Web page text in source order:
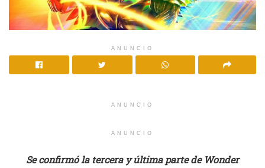
ANUNCIO
ANUNCIO
ANUNCIO
Se confirmó la tercera y última parte de Wonder